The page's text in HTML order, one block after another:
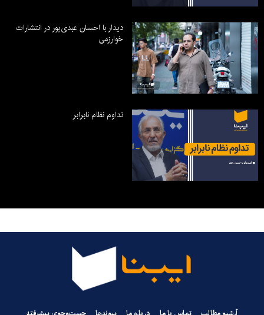
دیدار با احسان عبدی‌پور در انتشارات
خوارزمی
تداوم نظام نابرابر